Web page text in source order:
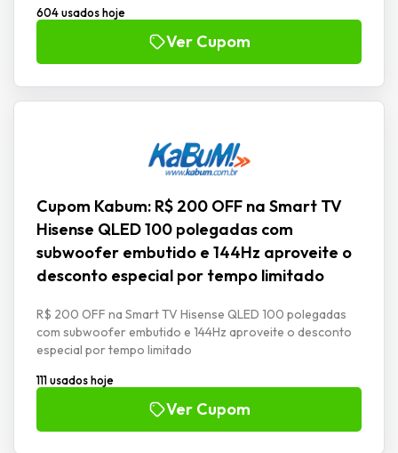
604 usados hoje
Ver Cupom
Cupom Kabum: R$ 200 OFF na Smart TV
Hisense QLED 100 polegadas com
subwoofer embutido e 144Hz aproveite o
desconto especial por tempo limitado
R$ 200 OFF na Smart TV Hisense QLED 100 polegadas
com subwoofer embutido e 144Hz aproveite o desconto
especial por tempo limitado
111 usados hoje
Ver Cupom